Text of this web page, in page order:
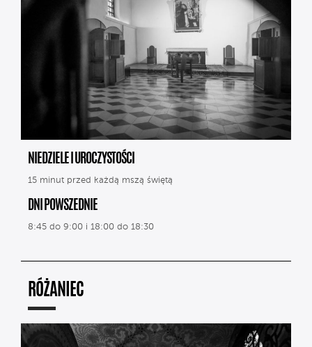
NIEDZIELE I UROCZYSTOŚCI
15 minut przed każdą mszą świętą
DNI POWSZEDNIE
8:45 do 9:00 i 18:00 do 18:30
RÓŻANIEC